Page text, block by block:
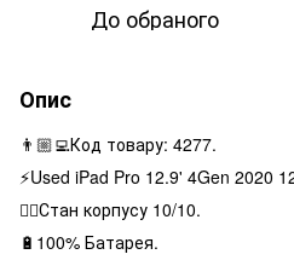
До обраного
Опис
👨🏼‍💻Код товару: 4277.
⚡️Used iPad Pro 12.9' 4Gen 2020
👌🏻Стан корпусу 10/10.
🔋100% Батарея.